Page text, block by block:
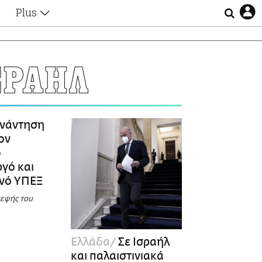
Plus
Αφιερώματα
Ζώδια
Οι Αθηναίοι
Επιλογές
και
ΥΠΕΞ
του
Ελλάδα Σε Ισραήλ
και παλαιστινιακά